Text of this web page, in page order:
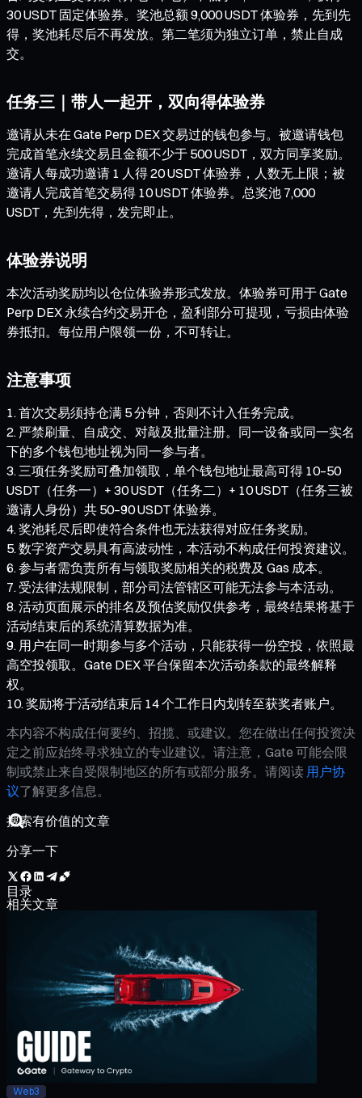
30 USDT 固定体验券。奖池总额 9,000 USDT 体验券，先到先
得，奖池耗尽后不再发放。第二笔须为独立订单，禁止自成
交。
任务三｜带人一起开，双向得体验券
邀请从未在 Gate Perp DEX 交易过的钱包参与。被邀请钱包
完成首笔永续交易且金额不少于 500 USDT，双方同享奖励。
邀请人每成功邀请 1 人得 20 USDT 体验券，人数无上限；被
邀请人完成首笔交易得 10 USDT 体验券。总奖池 7,000
USDT，先到先得，发完即止。
体验券说明
本次活动奖励均以仓位体验券形式发放。体验券可用于 Gate
Perp DEX 永续合约交易开仓，盈利部分可提现，亏损由体验
券抵扣。每位用户限领一份，不可转让。
注意事项
首次交易须持仓满 5 分钟，否则不计入任务完成。
严禁刷量、自成交、对敲及批量注册。同一设备或同一实名
下的多个钱包地址视为同一参与者。
三项任务奖励可叠加领取，单个钱包地址最高可得 10–50
USDT（任务一）+ 30 USDT（任务二）+ 10 USDT（任务三被
邀请人身份）共 50–90 USDT 体验券。
奖池耗尽后即使符合条件也无法获得对应任务奖励。
数字资产交易具有高波动性，本活动不构成任何投资建议。
参与者需负责所有与领取奖励相关的税费及 Gas 成本。
受法律法规限制，部分司法管辖区可能无法参与本活动。
活动页面展示的排名及预估奖励仅供参考，最终结果将基于
活动结束后的系统清算数据为准。
用户在同一时期参与多个活动，只能获得一份空投，依照最
高空投领取。Gate DEX 平台保留本次活动条款的最终解释
权。
奖励将于活动结束后 14 个工作日内划转至获奖者账户。
本内容不构成任何要约、招揽、或建议。您在做出任何投资决
定之前应始终寻求独立的专业建议。请注意，Gate 可能会限
制或禁止来自受限制地区的所有或部分服务。请阅读 用户协
议了解更多信息。
分享一下
目录
相关文章
Web3